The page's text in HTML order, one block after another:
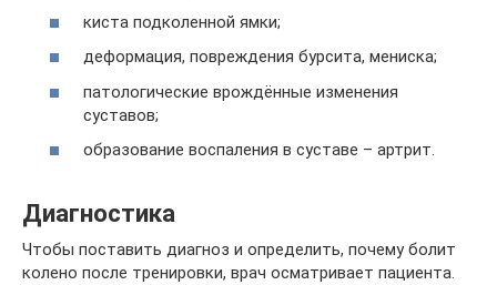
киста подколенной ямки;
деформация, повреждения бурсита, мениска;
патологические врождённые изменения
суставов;
образование воспаления в суставе – артрит.
Диагностика
Чтобы поставить диагноз и определить, почему болит
колено после тренировки, врач осматривает пациента.